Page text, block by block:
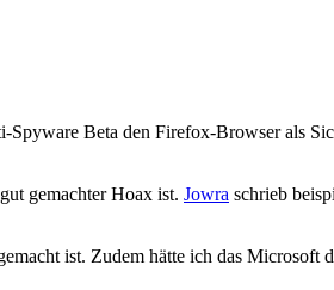
Spyware Beta den Firefox-Browser als
gemachter Hoax ist. Jowra schrieb
ist. Zudem hätte ich das